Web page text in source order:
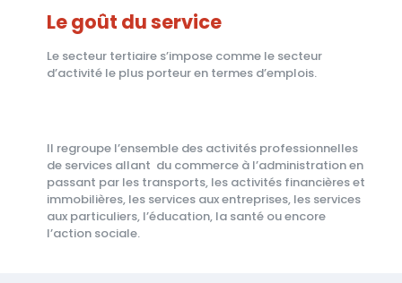
Le goût du service
Le secteur tertiaire s’impose comme le secteur
d’activité le plus porteur en termes d’emplois.
Il regroupe l’ensemble des activités professionnelles
de services allant du commerce à l’administration en
passant par les transports, les activités financières et
immobilières, les services aux entreprises, les services
aux particuliers, l’éducation, la santé ou encore
l’action sociale.